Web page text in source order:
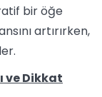
bir öğe
artırırken,
ve Dikkat